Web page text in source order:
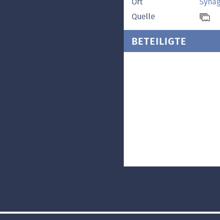
Quelle
BETEILIGTE